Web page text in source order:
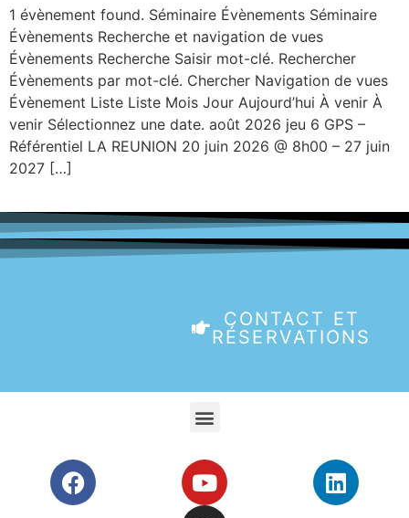
1 évènement found. Séminaire Évènements Séminaire
Évènements Recherche et navigation de vues
Évènements Recherche Saisir mot-clé. Rechercher
Évènements par mot-clé. Chercher Navigation de vues
Évènement Liste Liste Mois Jour Aujourd’hui À venir À
venir Sélectionnez une date. août 2026 jeu 6 GPS –
Référentiel LA REUNION 20 juin 2026 @ 8h00 – 27 juin
2027 […]
CONTACT ET
RÉSERVATIONS